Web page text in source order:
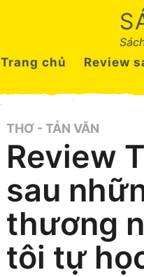
Trang chủ
Review
THƠ - TẢN VĂN
Review
sau
thương
tôi tự